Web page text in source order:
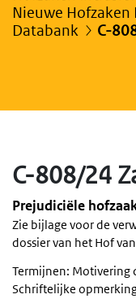
Nieuwe
Databank
C-
C-808/24
Prejudiciële
Zie bijlage voor de
dossier van het Hof
Termijnen:
Schriftelijke